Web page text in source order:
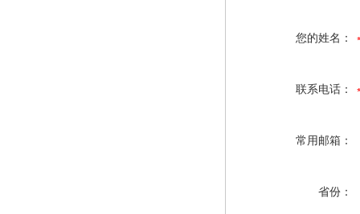
您的姓名：
联系电话：
常用邮箱：
省份：